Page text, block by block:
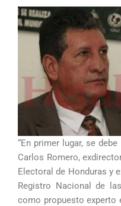
“En primer lugar, se
Carlos Romero,
Electoral de Honduras y
Registro Nacional de
como propuesto experto